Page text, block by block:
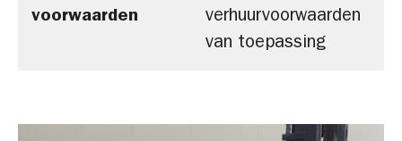
voorwaarden
verhuurvoorwaarden
van toepassing